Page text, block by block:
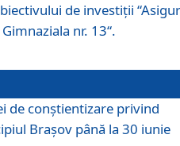
de investiții
nr. 13“.
de conștientizare privind
Braşov până la 30 iunie